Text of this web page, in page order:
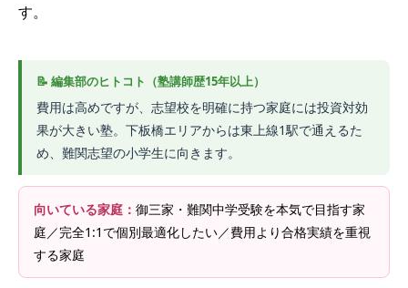
す。
費用は高めですが、志望校を明確に持つ家庭には投資対効
果が大きい塾。下板橋エリアからは東上線1駅で通えるた
め、難関志望の小学生に向きます。
向いている家庭： 御三家・難関中学受験を本気で目指す家
庭／完全1:1で個別最適化したい／費用より合格実績を重視
する家庭